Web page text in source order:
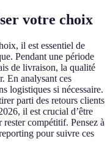
votre choix
il est essentiel de
Pendant une période
de livraison, la qualité
En analysant ces
logistiques si nécessaire.
parti des retours clients
il est crucial d’être
compétitif. Pensez à
pour suivre ces